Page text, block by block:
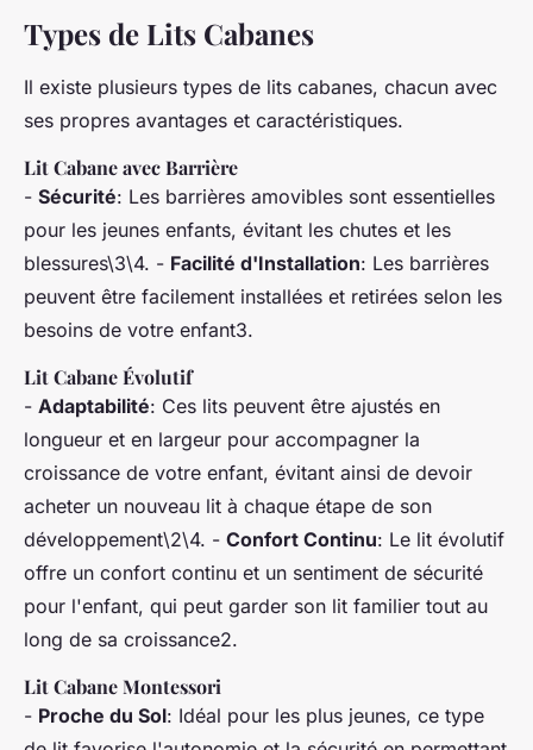
Types de Lits Cabanes
Il existe plusieurs types de lits cabanes, chacun avec
ses propres avantages et caractéristiques.
Lit Cabane avec Barrière
- Sécurité: Les barrières amovibles sont essentielles
pour les jeunes enfants, évitant les chutes et les
blessures\3\4. - Facilité d'Installation: Les barrières
peuvent être facilement installées et retirées selon les
besoins de votre enfant3.
Lit Cabane Évolutif
- Adaptabilité: Ces lits peuvent être ajustés en
longueur et en largeur pour accompagner la
croissance de votre enfant, évitant ainsi de devoir
acheter un nouveau lit à chaque étape de son
développement\2\4. - Confort Continu: Le lit évolutif
offre un confort continu et un sentiment de sécurité
pour l'enfant, qui peut garder son lit familier tout au
long de sa croissance2.
Lit Cabane Montessori
- Proche du Sol: Idéal pour les plus jeunes, ce type